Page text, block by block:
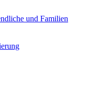
und Familien